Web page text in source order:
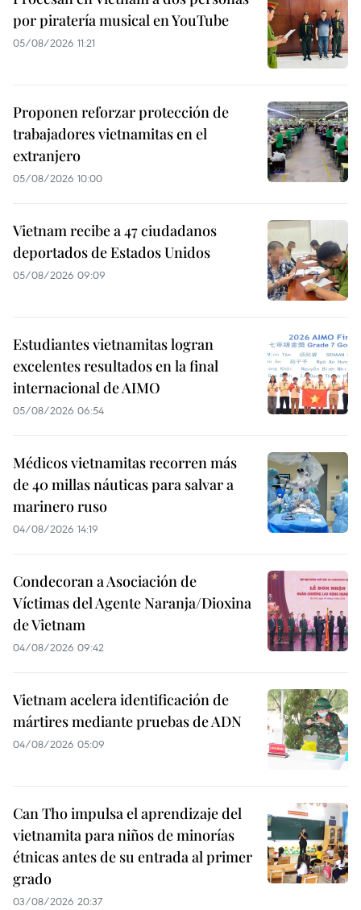
por piratería musical en YouTube
05/08/2026 11:21
Proponen reforzar protección de
trabajadores vietnamitas en el
extranjero
05/08/2026 10:00
Vietnam recibe a 47 ciudadanos
deportados de Estados Unidos
05/08/2026 09:09
Estudiantes vietnamitas logran
excelentes resultados en la final
internacional de AIMO
05/08/2026 06:54
Médicos vietnamitas recorren más
de 40 millas náuticas para salvar a
marinero ruso
04/08/2026 14:19
Condecoran a Asociación de
Víctimas del Agente Naranja/Dioxina
de Vietnam
04/08/2026 09:42
Vietnam acelera identificación de
mártires mediante pruebas de ADN
04/08/2026 05:09
Can Tho impulsa el aprendizaje del
vietnamita para niños de minorías
étnicas antes de su entrada al primer
grado
03/08/2026 20:37